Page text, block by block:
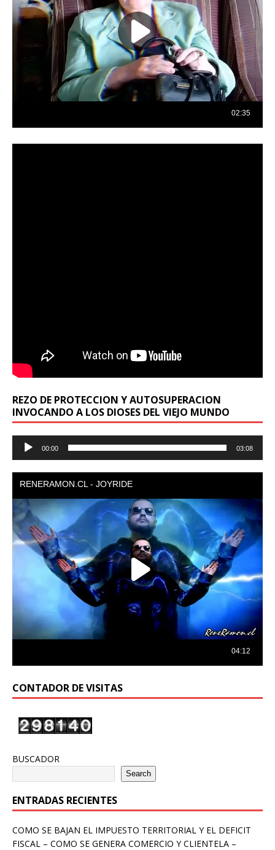
REZO DE PROTECCION Y AUTOSUPERACION
INVOCANDO A LOS DIOSES DEL VIEJO MUNDO
Reproductor
00:00 03:08
CONTADOR DE VISITAS
BUSCADOR
Search
ENTRADAS RECIENTES
COMO SE BAJAN EL IMPUESTO TERRITORIAL Y EL DEFICIT
FISCAL – COMO SE GENERA COMERCIO Y CLIENTELA –